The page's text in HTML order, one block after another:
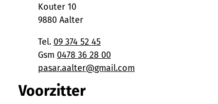
AdresKouter 10
,9880 Aalter
09 374 52 45
0478 36 28 00
E-mailpasar.aalter@gmail.com
Voorzitter